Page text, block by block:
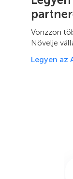
Vonzzon
Növelje
Legyen az